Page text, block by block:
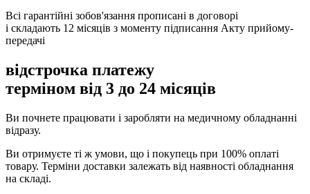
Всі гарантійні зобов'язання прописані в договорі
і складають 12 місяців з моменту підписання Акту прийому-
передачі
відстрочка платежу
терміном від 3 до 24 місяців
Ви почнете працювати і заробляти на медичному обладнанні
відразу.
Ви отримуєте ті ж умови, що і покупець при 100% оплаті
товару. Терміни доставки залежать від наявності обладнання
на складі.